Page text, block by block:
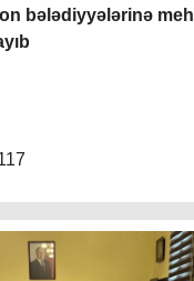
bələdiyyələrinə